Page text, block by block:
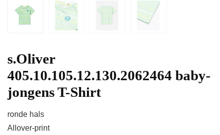
s.Oliver
405.10.105.12.130.2062464 baby-
jongens T-Shirt
ronde hals
Allover-print